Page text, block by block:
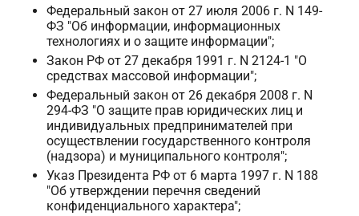
Федеральный закон от 27 июля 2006 г. N 149-
ФЗ "Об информации, информационных
технологиях и о защите информации";
Закон РФ от 27 декабря 1991 г. N 2124-1 "О
средствах массовой информации";
Федеральный закон от 26 декабря 2008 г. N
294-ФЗ "О защите прав юридических лиц и
индивидуальных предпринимателей при
осуществлении государственного контроля
(надзора) и муниципального контроля";
Указ Президента РФ от 6 марта 1997 г. N 188
"Об утверждении перечня сведений
конфиденциального характера";